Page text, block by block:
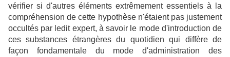
vérifier si d'autres éléments extrêmement essentiels à la
compréhension de cette hypothèse n'étaient pas justement
occultés par ledit expert, à savoir le mode d'introduction de
ces substances étrangères du quotidien qui diffère de
façon fondamentale du mode d'administration des